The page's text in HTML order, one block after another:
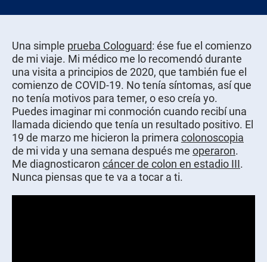
Una simple prueba Cologuard: ése fue el comienzo
de mi viaje. Mi médico me lo recomendó durante
una visita a principios de 2020, que también fue el
comienzo de COVID-19. No tenía síntomas, así que
no tenía motivos para temer, o eso creía yo.
Puedes imaginar mi conmoción cuando recibí una
llamada diciendo que tenía un resultado positivo. El
19 de marzo me hicieron la primera colonoscopia
de mi vida y una semana después me operaron.
Me diagnosticaron cáncer de colon en estadio III.
Nunca piensas que te va a tocar a ti.